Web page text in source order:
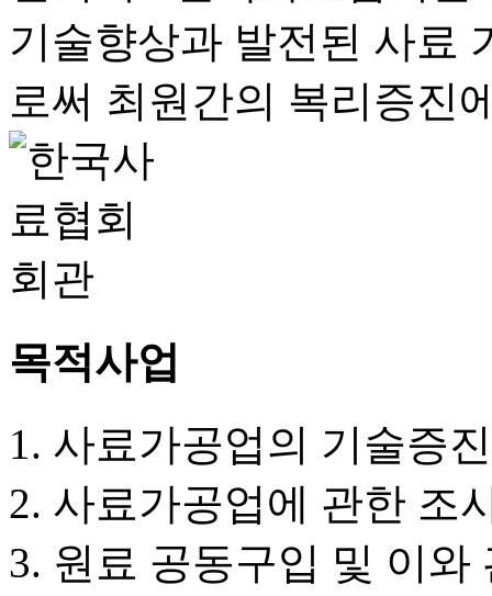
목적사업
사료가공업의 기술증
사료가공업에 관한 조
원료 공동구입 및 이와